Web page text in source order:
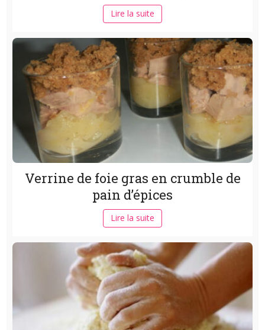
Lire la suite
Verrine de foie gras en crumble de
pain d’épices
Lire la suite